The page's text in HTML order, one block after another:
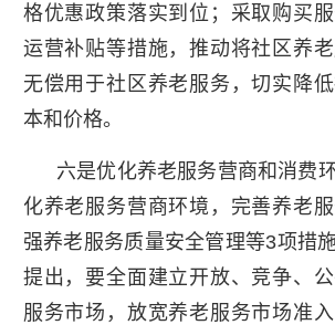
格优惠政策落实到位；采取购买服
运营补贴等措施，推动将社区养
无偿用于社区养老服务，切实降
本和价格。
六是优化养老服务营商和消费
化养老服务营商环境，完善养老
强养老服务质量安全管理等3项措
提出，要全面建立开放、竞争、
服务市场，放宽养老服务市场准